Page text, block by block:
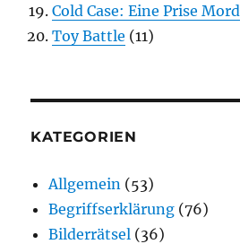
Cold Case: Eine Prise Mord
Toy Battle (11)
KATEGORIEN
Allgemein (53)
Begriffserklärung (76)
Bilderrätsel (36)